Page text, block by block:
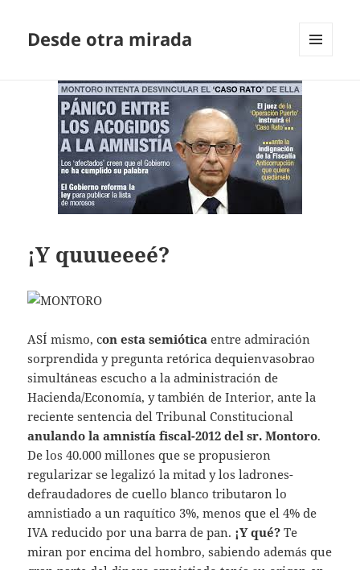
Desde otra mirada
WIDGETS
¡Y quuueeeé?
ASÍ mismo, con esta semiótica entre admiración
sorprendida y pregunta retórica dequienvasobrao
simultáneas escucho a la administración de
Hacienda/Economía, y también de Interior, ante la
reciente sentencia del Tribunal Constitucional
anulando la amnistía fiscal-2012 del sr. Montoro.
De los 40.000 millones que se propusieron
regularizar se legalizó la mitad y los ladrones-
defraudadores de cuello blanco tributaron lo
amnistiado a un raquítico 3%, menos que el 4% de
IVA reducido por una barra de pan. ¡Y qué? Te
miran por encima del hombro, sabiendo además que